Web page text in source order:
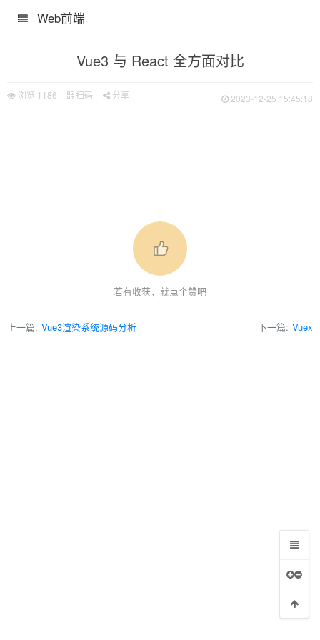
Web前端
Vue3 与 React 全方面对比
浏览 1186 扫码 分享 2023-12-25 15:45:18
若有收获，就点个赞吧
上一篇: Vue3渲染系统源码分析 下一篇: Vuex